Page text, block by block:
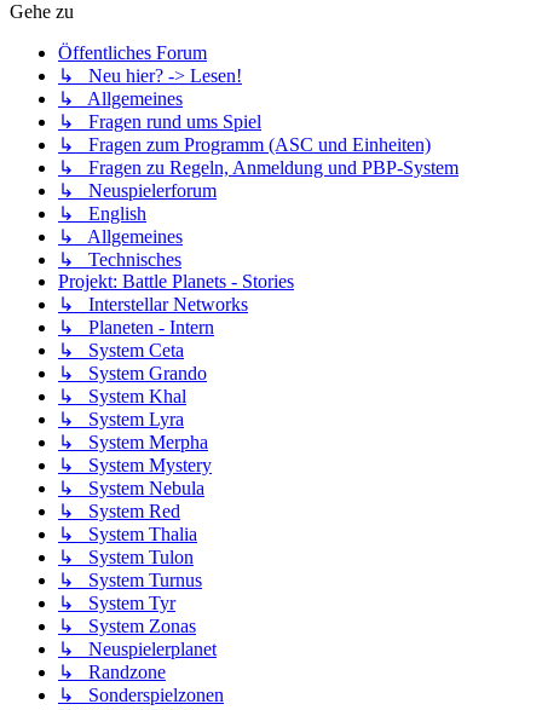
Gehe zu
Öffentliches Forum
↳ Neu hier? -> Lesen!
↳ Allgemeines
↳ Fragen rund ums Spiel
↳ Fragen zum Programm (ASC und Einheiten)
↳ Fragen zu Regeln, Anmeldung und PBP-System
↳ Neuspielerforum
↳ English
↳ Allgemeines
↳ Technisches
Projekt: Battle Planets - Stories
↳ Interstellar Networks
↳ Planeten - Intern
↳ System Ceta
↳ System Grando
↳ System Khal
↳ System Lyra
↳ System Merpha
↳ System Mystery
↳ System Nebula
↳ System Red
↳ System Thalia
↳ System Tulon
↳ System Turnus
↳ System Tyr
↳ System Zonas
↳ Neuspielerplanet
↳ Randzone
↳ Sonderspielzonen